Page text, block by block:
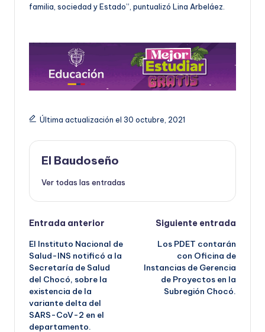
familia, sociedad y Estado”, puntualizó Lina Arbeláez.
Última actualización el 30 octubre, 2021
El Baudoseño
Ver todas las entradas
Navegación
de
entradas
Entrada anterior
El Instituto Nacional de
Salud-INS notificó a la
Secretaría de Salud
del Chocó, sobre la
existencia de la
variante delta del
SARS-CoV-2 en el
departamento.
Siguiente entrada
Los PDET contarán
con Oficina de
Instancias de Gerencia
de Proyectos en la
Subregión Chocó.